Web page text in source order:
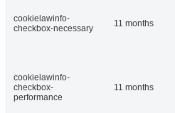
cookielawinfo-
checkbox-necessary
11 months
cookielawinfo-
checkbox-
performance
11 months